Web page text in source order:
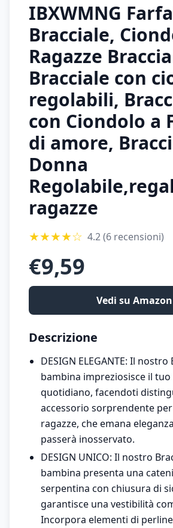
IBXWMNG
Bracciale,
Ragazze
Bracciale con
regolabili,
con Ciondolo a
di amore,
Donna
ragazze
★★★★☆ 4.2(6 recensioni)
€9,59
Vedi su Amazon
Descrizione
DESIGN ELEGANTE: Il nostro
bambina impreziosisce il
quotidiano, facendoti
accessorio sorprendente
ragazze, che emana
passerà inosservato.
DESIGN UNICO: Il nostro
bambina presenta una
serpentina con chiusura di
garantisce una vestibilità
Incorpora elementi di